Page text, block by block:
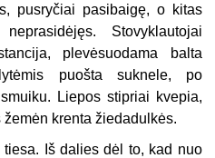
pusryčiai pasibaigę, o kitas
Stovyklautojai
plevėsuodama balta
puošta suknele, po
Liepos stipriai kvepia,
krenta žiedadulkės.
Iš dalies dėl to, kad nuo